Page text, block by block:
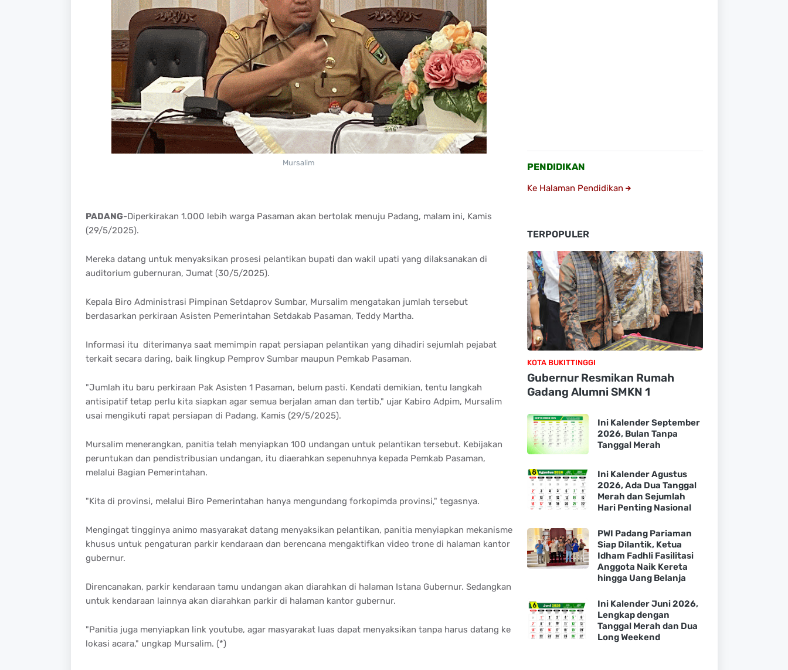
Mursalim
PADANG-Diperkirakan 1.000 lebih warga Pasaman akan bertolak menuju Padang, malam ini, Kamis
(29/5/2025).
Mereka datang untuk menyaksikan prosesi pelantikan bupati dan wakil upati yang dilaksanakan di
auditorium gubernuran, Jumat (30/5/2025).
Kepala Biro Administrasi Pimpinan Setdaprov Sumbar, Mursalim mengatakan jumlah tersebut
berdasarkan perkiraan Asisten Pemerintahan Setdakab Pasaman, Teddy Martha.
Informasi itu diterimanya saat memimpin rapat persiapan pelantikan yang dihadiri sejumlah pejabat
terkait secara daring, baik lingkup Pemprov Sumbar maupun Pemkab Pasaman.
"Jumlah itu baru perkiraan Pak Asisten 1 Pasaman, belum pasti. Kendati demikian, tentu langkah
antisipatif tetap perlu kita siapkan agar semua berjalan aman dan tertib," ujar Kabiro Adpim, Mursalim
usai mengikuti rapat persiapan di Padang, Kamis (29/5/2025).
Mursalim menerangkan, panitia telah menyiapkan 100 undangan untuk pelantikan tersebut. Kebijakan
peruntukan dan pendistribusian undangan, itu diaerahkan sepenuhnya kepada Pemkab Pasaman,
melalui Bagian Pemerintahan.
"Kita di provinsi, melalui Biro Pemerintahan hanya mengundang forkopimda provinsi," tegasnya.
Mengingat tingginya animo masyarakat datang menyaksikan pelantikan, panitia menyiapkan mekanisme
khusus untuk pengaturan parkir kendaraan dan berencana mengaktifkan video trone di halaman kantor
gubernur.
Direncanakan, parkir kendaraan tamu undangan akan diarahkan di halaman Istana Gubernur. Sedangkan
untuk kendaraan lainnya akan diarahkan parkir di halaman kantor gubernur.
"Panitia juga menyiapkan link youtube, agar masyarakat luas dapat menyaksikan tanpa harus datang ke
lokasi acara," ungkap Mursalim. (*)
PENDIDIKAN
Ke Halaman Pendidikan
TERPOPULER
KOTA BUKITTINGGI
Gubernur Resmikan Rumah
Gadang Alumni SMKN 1
Ini Kalender September
2026, Bulan Tanpa
Tanggal Merah
Ini Kalender Agustus
2026, Ada Dua Tanggal
Merah dan Sejumlah
Hari Penting Nasional
PWI Padang Pariaman
Siap Dilantik, Ketua
Idham Fadhli Fasilitasi
Anggota Naik Kereta
hingga Uang Belanja
Ini Kalender Juni 2026,
Lengkap dengan
Tanggal Merah dan Dua
Long Weekend